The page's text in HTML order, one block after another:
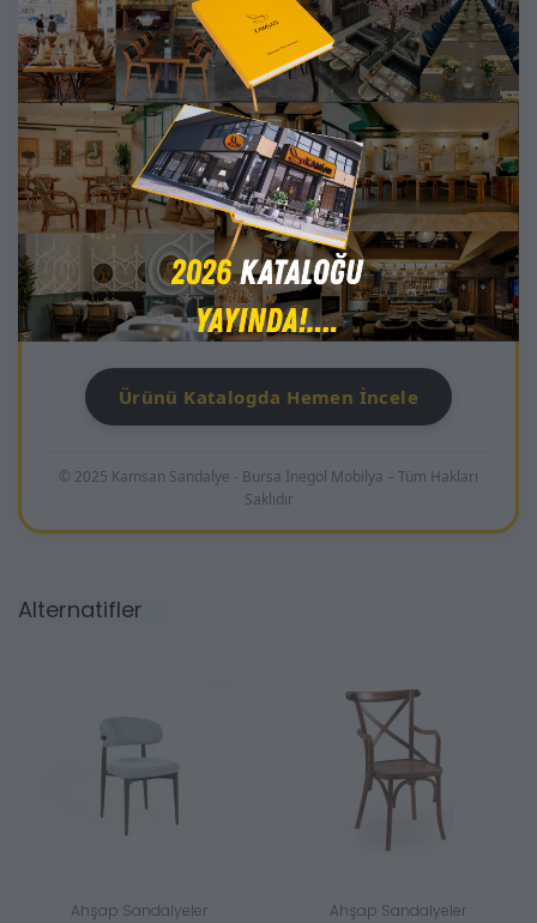
oluşturur.
Proje bazlı üretim için ideal olan Minotti; restoran,
cafe, otel, villa ve kurumsal konseptlerde yoğun
kullanıma uygun yüksek dayanım sağlar. Ergonomik
oturum derinliği ve yumuşak sünger yapısı,
kullanıcıya uzun süreli konfor sunar.
Kumaş, renk ve ahşap tonlarının projeye göre
özelleştirilebilmesi, iç mimarların bu modeli tercih
etmesinin başlıca nedenidir. Modern, sade ve
premium dekorasyonlarda kusursuz bir bütünlük
yakalayarak mekanlara değer katar.
Ürünü Katalogda Hemen İncele
© 2025 Kamsan Sandalye - Bursa İnegöl Mobilya – Tüm Hakları
Saklıdır
Alternatifler
Ahşap Sandalyeler Ahşap Sandalyeler